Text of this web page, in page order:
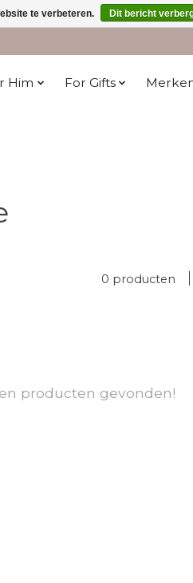
Him For Gifts
0 producten
producten gevonden!
te verbeteren. Dit bericht